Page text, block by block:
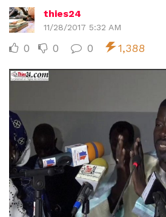
thies24
11/28/2017 5:32 AM
0 0 0 1,388